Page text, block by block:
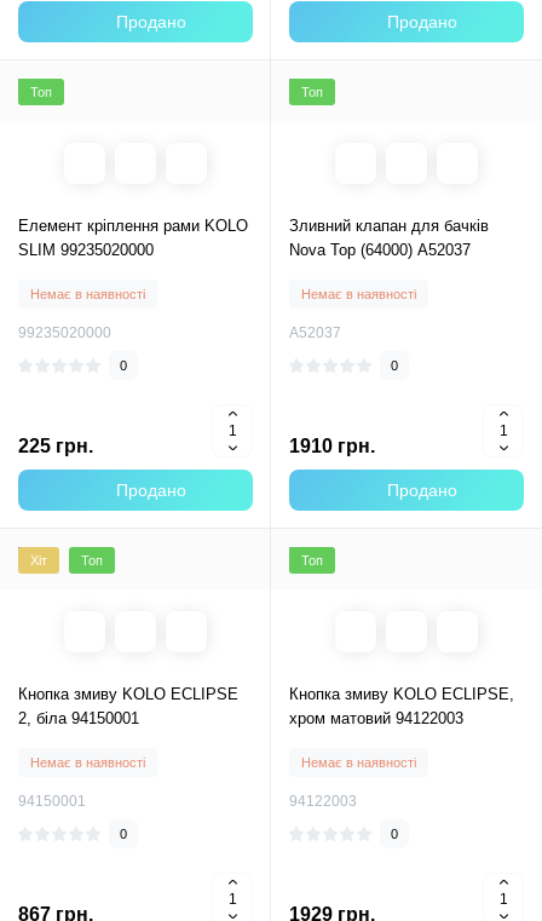
Продано Продано
Топ
Елемент кріплення рами KOLO
SLIM 99235020000
Немає в наявності
99235020000
0
225 грн.
Продано
Топ
Зливний клапан для бачків
Nova Top (64000) A52037
Немає в наявності
A52037
0
1910 грн.
Продано
Хіт Топ
Кнопка змиву KOLO ECLIPSE
2, біла 94150001
Немає в наявності
94150001
0
867 грн.
Топ
Кнопка змиву KOLO ECLIPSE,
хром матовий 94122003
Немає в наявності
94122003
0
1929 грн.